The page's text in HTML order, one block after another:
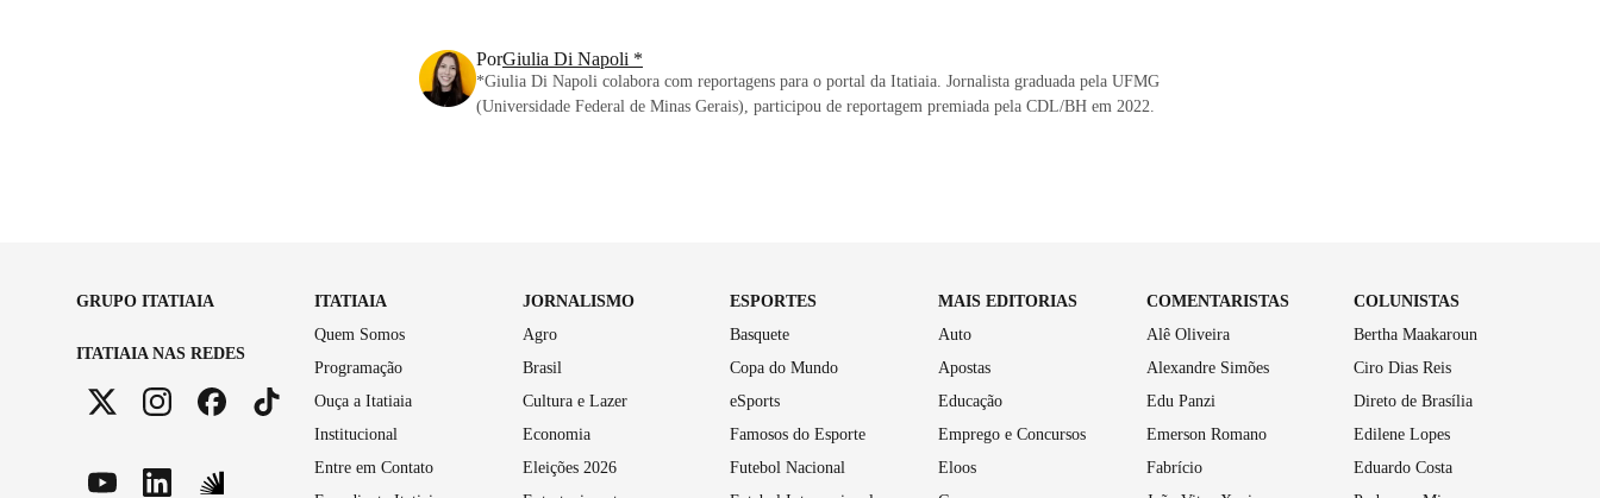
PorGiulia Di Napoli *
*Giulia Di Napoli colabora com reportagens para o portal da Itatiaia. Jornalista graduada pela UFMG
(Universidade Federal de Minas Gerais), participou de reportagem premiada pela CDL/BH em 2022.
GRUPO ITATIAIA
ITATIAIA NAS REDES
ITATIAIA
Quem Somos
Programação
Ouça a Itatiaia
Institucional
Entre em Contato
JORNALISMO
Agro
Brasil
Cultura e Lazer
Economia
Eleições 2026
ESPORTES
Basquete
Copa do Mundo
eSports
Famosos do Esporte
Futebol Nacional
MAIS EDITORIAS
Auto
Apostas
Educação
Emprego e Concursos
Eloos
COMENTARISTAS
Alê Oliveira
Alexandre Simões
Edu Panzi
Emerson Romano
Fabrício
COLUNISTAS
Bertha Maakaroun
Ciro Dias Reis
Direto de Brasília
Edilene Lopes
Eduardo Costa